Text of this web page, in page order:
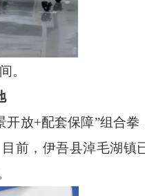
。
开放+配套保障”组合拳
前，伊吾县淖毛湖镇